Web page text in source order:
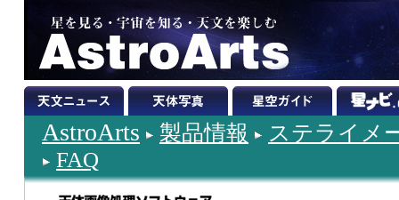
AstroArts 製品情報
ステライメ
FAQ